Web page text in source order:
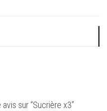
sur “Sucrière x3”